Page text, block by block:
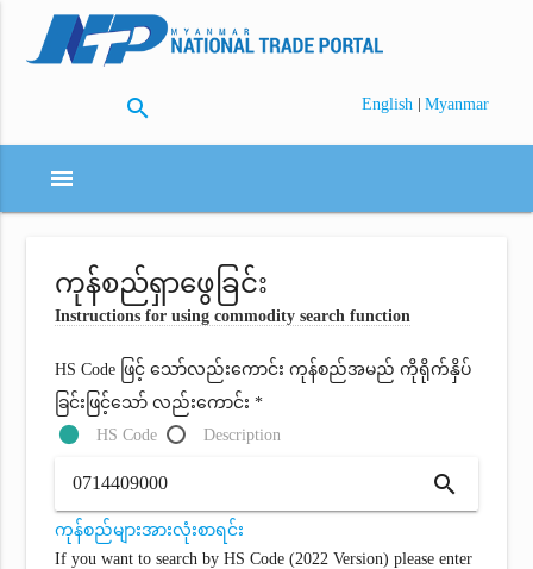
search English | Myanmar
menu
ကုန်စည်ရှာဖွေခြင်း
Instructions for using commodity search function
HS Code ဖြင့် သော်လည်းကောင်း ကုန်စည်အမည် ကိုရိုက်နှိပ်
ခြင်းဖြင့်သော် လည်းကောင်း *
HS Code
Description
search
ကုန်စည်များအားလုံးစာရင်း
If you want to search by HS Code (2022 Version) please enter